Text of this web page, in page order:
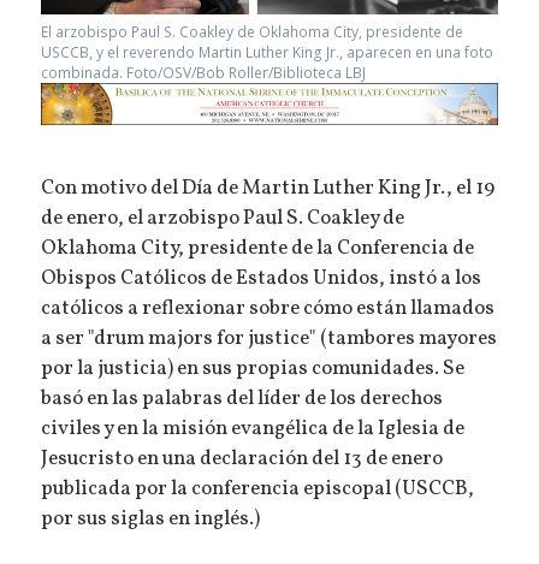
El arzobispo Paul S. Coakley de Oklahoma City, presidente de
USCCB, y el reverendo Martin Luther King Jr., aparecen en una foto
combinada. Foto/OSV/Bob Roller/Biblioteca LBJ
Con motivo del Día de Martin Luther King Jr., el 19
de enero, el arzobispo Paul S. Coakley de
Oklahoma City, presidente de la Conferencia de
Obispos Católicos de Estados Unidos, instó a los
católicos a reflexionar sobre cómo están llamados
a ser "drum majors for justice" (tambores mayores
por la justicia) en sus propias comunidades. Se
basó en las palabras del líder de los derechos
civiles y en la misión evangélica de la Iglesia de
Jesucristo en una declaración del 13 de enero
publicada por la conferencia episcopal (USCCB,
por sus siglas en inglés.)